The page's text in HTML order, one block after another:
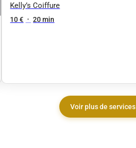
Kelly’s Coiffure
10 € • 20 min
Voir plus de services